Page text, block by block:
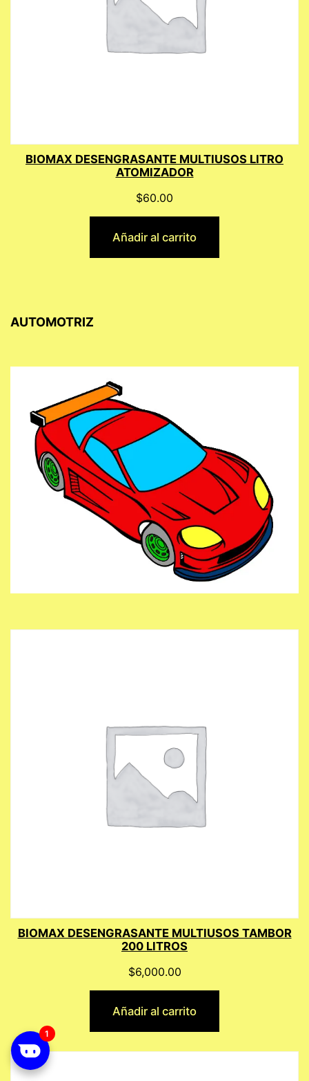
BIOMAX DESENGRASANTE MULTIUSOS LITRO
ATOMIZADOR
$60.00
Añadir al carrito
AUTOMOTRIZ
BIOMAX DESENGRASANTE MULTIUSOS TAMBOR
200 LITROS
$6,000.00
Añadir al carrito